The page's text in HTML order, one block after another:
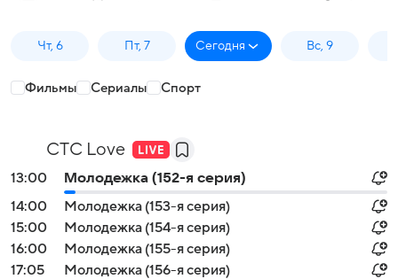
Чт, 6 Пт, 7 Сегодня Вс, 9
Фильмы Сериалы Спорт
СТС Love
13:00
Молодежка (152-я серия)
14:00
Молодежка (153-я серия)
15:00
Молодежка (154-я серия)
16:00
Молодежка (155-я серия)
17:05
Молодежка (156-я серия)